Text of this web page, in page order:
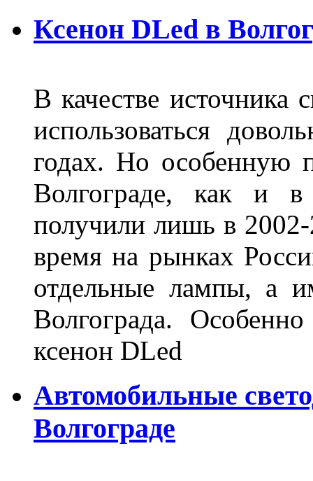
Ксенон DLed в
В качестве источника
использоваться
годах. Но особенную
Волгограде, как и
получили лишь в
время на рынках
отдельные лампы, а
Волгограда.
ксенон DLed
Автомобильные
Волгограде